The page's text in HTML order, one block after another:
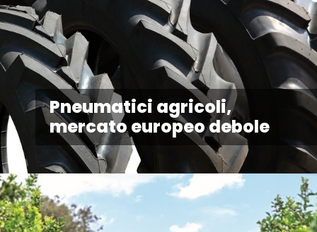
Pneumatici agricoli,
mercato europeo debole